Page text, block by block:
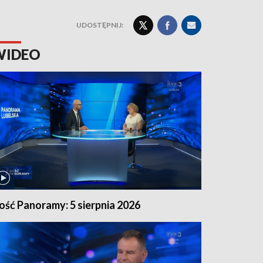
UDOSTĘPNIJ:
Panoramy: 5 sierpnia 2026